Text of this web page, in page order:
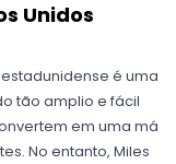
Unidos
é uma
tão amplio e fácil
em uma má
No entanto, Miles